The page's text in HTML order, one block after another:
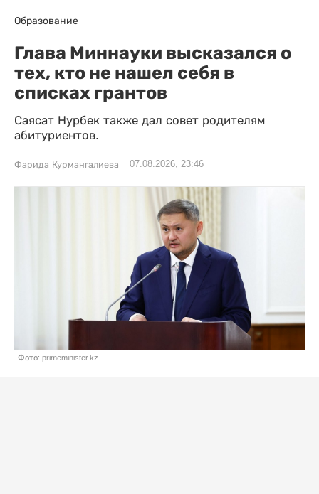
Образование
Глава Миннауки высказался о
тех, кто не нашел себя в
списках грантов
Саясат Нурбек также дал совет родителям
абитуриентов.
Фарида Курмангалиева 07.08.2026, 23:46
Фото: primeminister.kz